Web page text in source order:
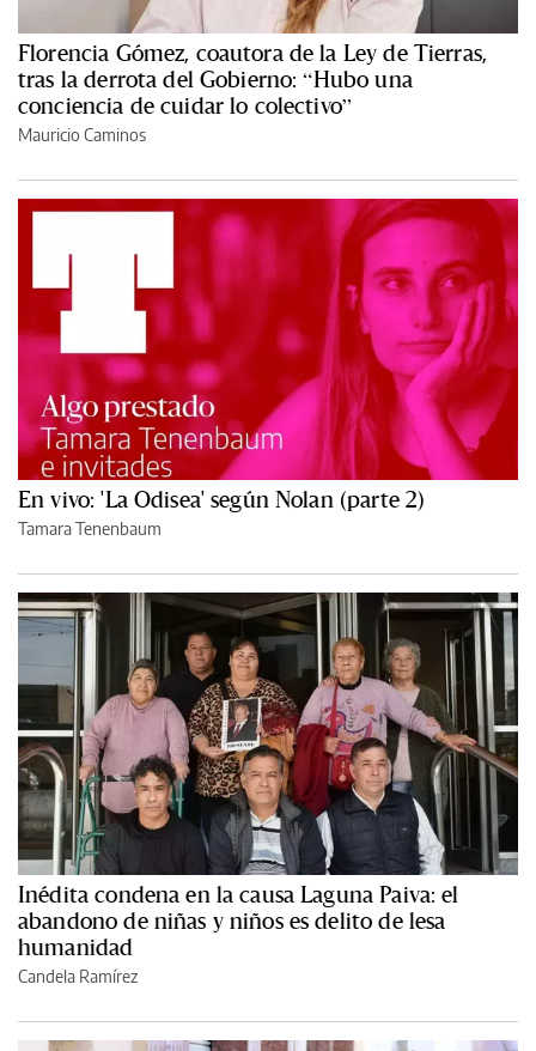
Florencia Gómez, coautora de la Ley de Tierras,
tras la derrota del Gobierno: “Hubo una
conciencia de cuidar lo colectivo”
Mauricio Caminos
En vivo: 'La Odisea' según Nolan (parte 2)
Tamara Tenenbaum
Inédita condena en la causa Laguna Paiva: el
abandono de niñas y niños es delito de lesa
humanidad
Candela Ramírez